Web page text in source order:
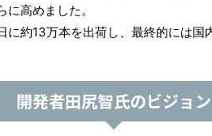
高めました。
に約13万本を出荷し、最終的には国
開発者田尻智氏のビジョン